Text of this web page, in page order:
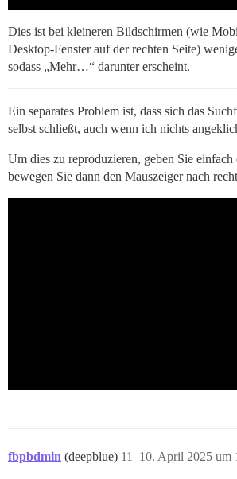
Dies ist bei kleineren Bildschirmen (wie
Desktop-Fenster auf der rechten Seite)
sodass „Mehr…“ darunter erscheint.
Ein separates Problem ist, dass sich das
selbst schließt, auch wenn ich nichts
Um dies zu reproduzieren, geben Sie einfach
bewegen Sie dann den Mauszeiger nach
fbpbdmin (deepblue) 10. April 2025 um
11